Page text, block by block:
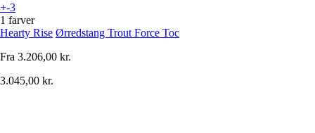
+-3
1 farver
Hearty Rise Ørredstang Trout Force Toc
Fra 3.206,00 kr.
3.045,00 kr.